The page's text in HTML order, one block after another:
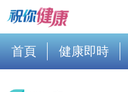
首頁 健康即時